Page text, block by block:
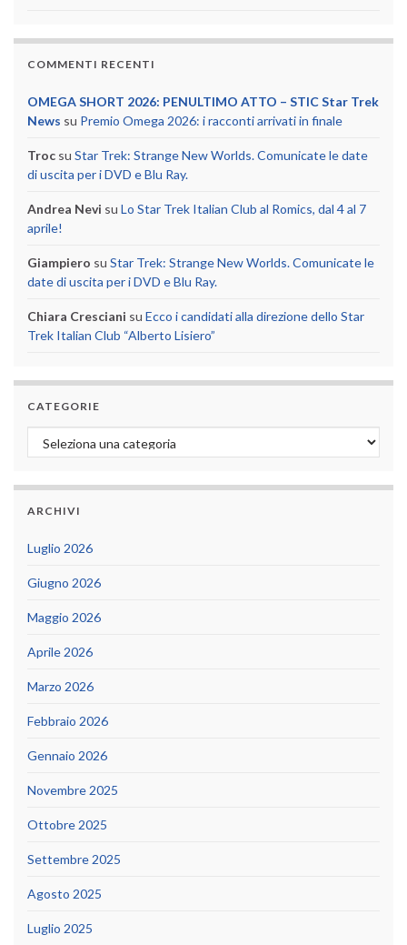
COMMENTI RECENTI
OMEGA SHORT 2026: PENULTIMO ATTO – STIC Star Trek
News su Premio Omega 2026: i racconti arrivati in finale
Troc su Star Trek: Strange New Worlds. Comunicate le date
di uscita per i DVD e Blu Ray.
Andrea Nevi su Lo Star Trek Italian Club al Romics, dal 4 al 7
aprile!
Giampiero su Star Trek: Strange New Worlds. Comunicate le
date di uscita per i DVD e Blu Ray.
Chiara Cresciani su Ecco i candidati alla direzione dello Star
Trek Italian Club “Alberto Lisiero”
CATEGORIE
Categorie
ARCHIVI
Luglio 2026
Giugno 2026
Maggio 2026
Aprile 2026
Marzo 2026
Febbraio 2026
Gennaio 2026
Novembre 2025
Ottobre 2025
Settembre 2025
Agosto 2025
Luglio 2025